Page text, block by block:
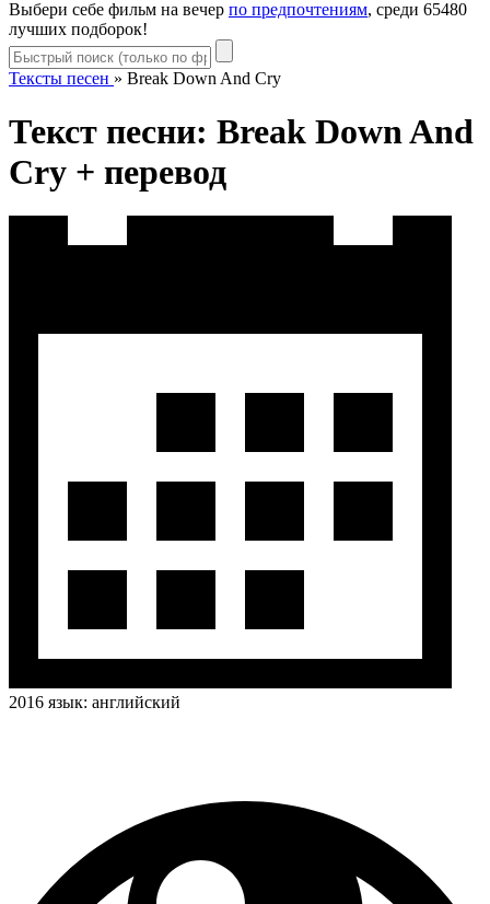
Выбери себе фильм на вечер по предпочтениям, среди 65480
лучших подборок!
Тексты песен » Break Down And Cry
Текст песни: Break Down And
Cry + перевод
2016 язык: английский